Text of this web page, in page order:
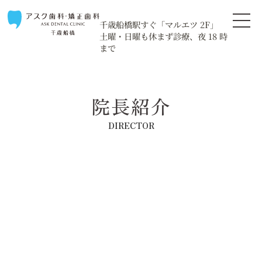
千歳船橋駅すぐ「マルエツ 2F」
土曜・日曜も休まず診療、夜 18 時
まで
院長紹介
DIRECTOR